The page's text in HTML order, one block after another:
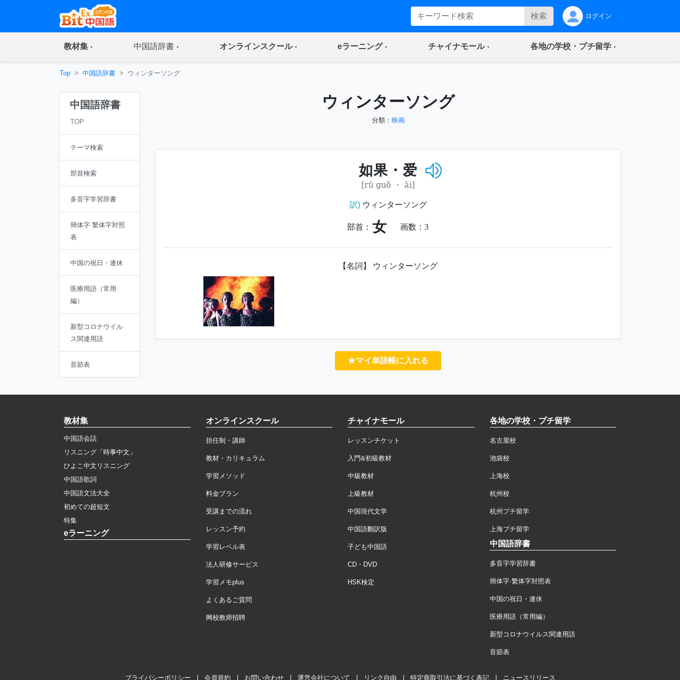
検索 ログイン
教材集(current) 中国語辞書(current) オンラインスクール(current) eラーニング(current) チャイナモール(current) 各地の学校・プチ留学(current)
Top 中国語辞書 ウィンターソング
中国語辞書
TOP
テーマ検索
部首検索
多音字学習辞書
簡体字·繁体字対照
表
中国の祝日・連休
医療用語（常用
編）
新型コロナウイル
ス関連用語
音節表
ウィンターソング
分類： 映画
如果・爱
[rú guǒ ・ ài]
訳)ウィンターソング
部首： 女 画数： 3
【名詞】 ウィンターソング
★マイ単語帳に入れる
教材集
中国語会話
リスニング「時事中文」
ひよこ中文リスニング
中国語歌詞
中国語文法大全
初めての超短文
特集
eラーニング
オンラインスクール
担任制・講師
教材・カリキュラム
学習メソッド
料金プラン
受講までの流れ
レッスン予約
学習レベル表
法人研修サービス
学習メモplus
よくあるご質問
网校教师招聘
チャイナモール
レッスンチケット
入門&初級教材
中級教材
上級教材
中国現代文学
中国語翻訳版
子ども中国語
CD・DVD
HSK検定
各地の学校・プチ留学
名古屋校
池袋校
上海校
杭州校
杭州プチ留学
上海プチ留学
中国語辞書
多音字学習辞書
簡体字·繁体字対照表
中国の祝日・連休
医療用語（常用編）
新型コロナウイルス関連用語
音節表
プライバシーポリシー 会員規約 お問い合わせ 運営会社について リンク自由 特定商取引法に基づく表記 ニュースリリース